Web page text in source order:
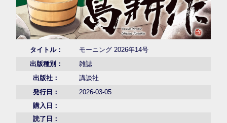
タイトル：
モーニング 2026年14号
出版種別：
雑誌
出版社：
講談社
発行日：
2026-03-05
購入日：
読了日：